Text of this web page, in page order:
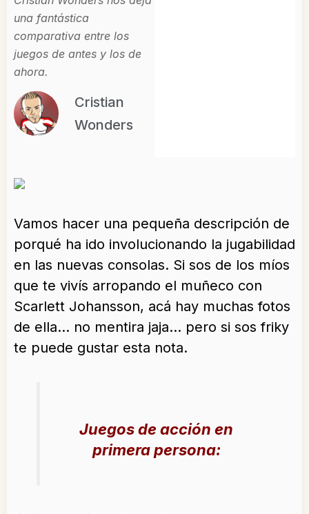
una fantástica
comparativa entre los
juegos de antes y los de
ahora.
Cristian
Wonders
Vamos hacer una pequeña descripción de
porqué ha ido involucionando la jugabilidad
en las nuevas consolas. Si sos de los míos
que te vivís arropando el muñeco con
Scarlett Johansson, acá hay muchas fotos
de ella… no mentira jaja… pero si sos friky
te puede gustar esta nota.
Juegos de acción en
primera persona: